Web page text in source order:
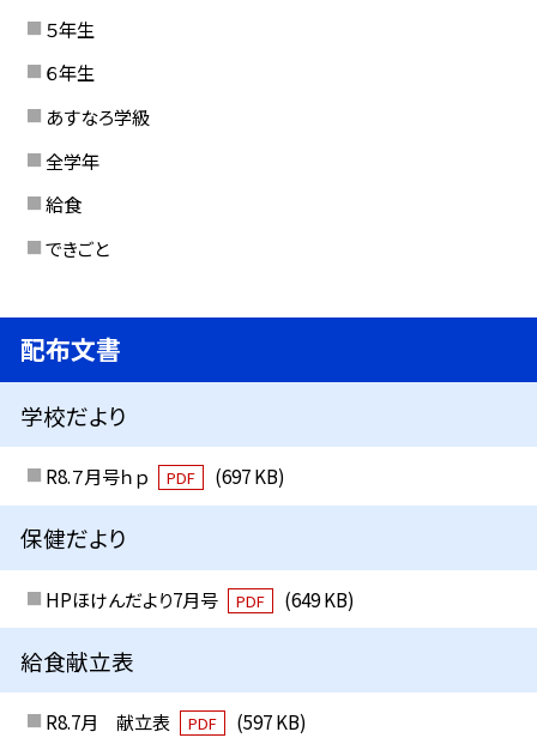
５年生
６年生
あすなろ学級
全学年
給食
できごと
配布文書
学校だより
R8.７月号ｈｐ PDF (697 KB)
保健だより
HPほけんだより7月号 PDF (649 KB)
給食献立表
R8.7月 献立表 PDF
(597 KB)